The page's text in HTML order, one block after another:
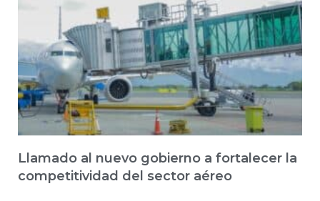
Llamado al nuevo gobierno a fortalecer la
competitividad del sector aéreo